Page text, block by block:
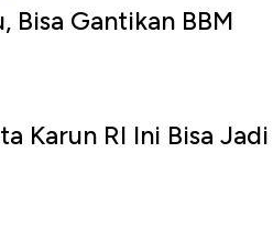
Bisa Gantikan BBM
Karun RI Ini Bisa Jadi